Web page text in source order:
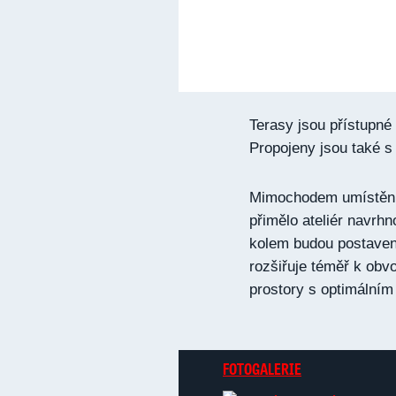
Terasy jsou
Propojeny jsou také
Mimochodem
přimělo ateliér
kolem budou
rozšiřuje téměř k
prostory s
FOTOGALERIE